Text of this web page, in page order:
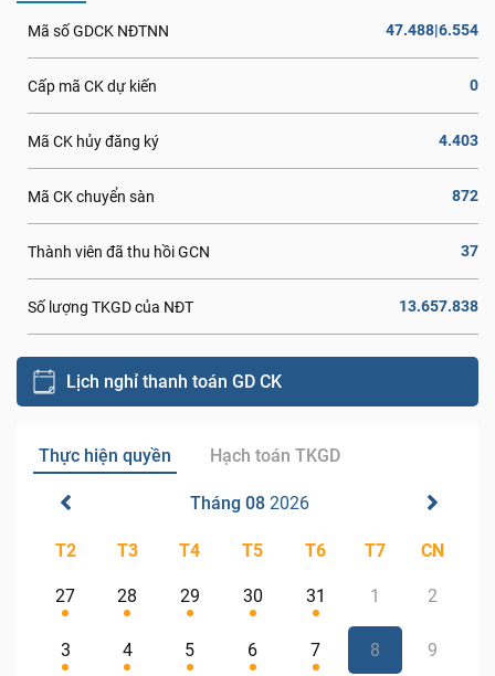
Mã số GDCK NĐTNN 47.488|6.554
Cấp mã CK dự kiến 0
Mã CK hủy đăng ký 4.403
Mã CK chuyển sàn 872
Thành viên đã thu hồi GCN 37
Số lượng TKGD của NĐT 13.657.838
Lịch nghỉ thanh toán GD CK
Thực hiện quyền Hạch toán TKGD
Tháng 08 2026
T2 T3 T4 T5 T6 T7 CN
27 28 29 30 31 1 2
3 4 5 6 7 8 9